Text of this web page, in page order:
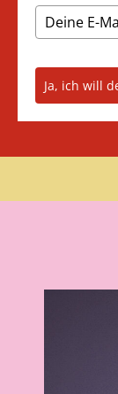
Ja, ich will